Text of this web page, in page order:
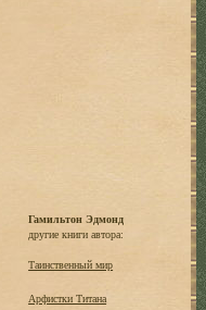
Гамильтон Эдмонд
другие книги автора:
Таинственный мир
Арфистки Титана